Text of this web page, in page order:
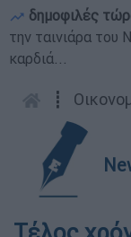
δημοφιλές
την ταινιάρα του
καρδιά...
┋